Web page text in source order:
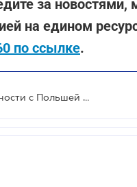
за новостями,
на едином
по ссылке.
Украина фактически выполнила все договоренности с Польшей для разблокирования границы - Кубраков